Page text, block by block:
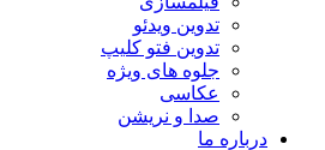
تدوین ویدئو
تدوین فتو کلیپ
جلوه های ویژه
عکاسی
صدا و نریشن
درباره ما